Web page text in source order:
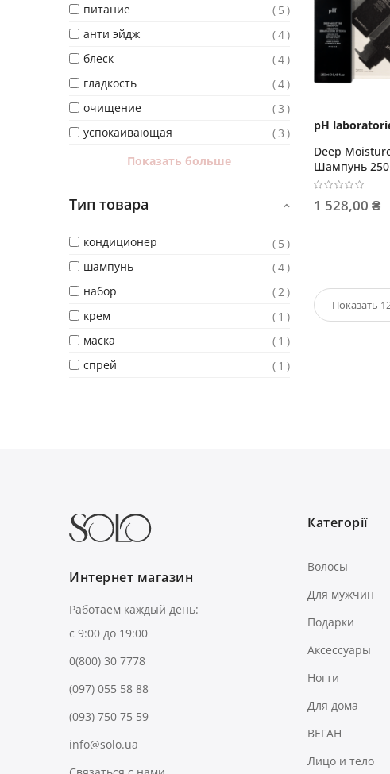
pH
Deep
Шампунь
Кондиционер
1 528,00 ₴
питание
5
анти эйдж
4
блеск
4
гладкость
4
очищение
3
успокаивающая
3
Показать больше
Тип товара
кондиционер
5
шампунь
4
набор
2
крем
1
маска
1
спрей
1
Интернет магазин
Работаем каждый день:
с 9:00 до 19:00
0(800) 30 7778
(097) 055 58 88
(093) 750 75 59
info@solo.ua
Категорії
Волосы
Для мужчин
Подарки
Аксессуары
Ногти
Для дома
ВЕГАН
Лицо и тело